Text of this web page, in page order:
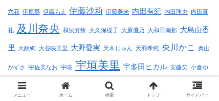
六花 伊原葵 伊織もえ 伊藤沙莉 伊藤美来 内田有紀 内田理央 内田真
礼 及川奈央 和泉芳怜 大久保桜子 大原優乃 大和田南那 大島由香
里 大政絢 大谷映美里 大野愛実 天木じゅん 天羽希純 央川かこ 奥山
かずさ 宇佐美なお 宇咲 宇垣美里 宇多田ヒカル 安藤笑 小倉ゆ
うか 小倉優子 小倉唯 小栗有以 小沢真珠 小貫莉奈 小野六花
メニュー ホーム 検索 トップ サイドバー